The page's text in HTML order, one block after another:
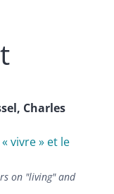
, Charles
vivre » et le
on "living" and